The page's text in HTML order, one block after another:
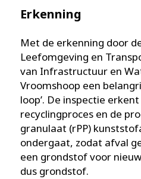
Erkenning
Met de erkenning door
Leefomgeving en
van Infrastructuur en
Vroomshoop een
loop’. De inspectie
recyclingproces en de
granulaat (rPP)
ondergaat, zodat afval
een grondstof voor
dus grondstof.